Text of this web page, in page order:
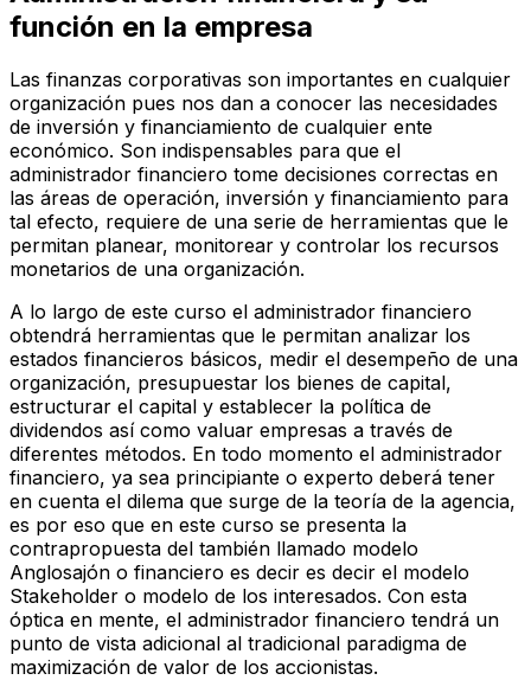
función en la empresa
Las finanzas corporativas son importantes en cualquier
organización pues nos dan a conocer las necesidades
de inversión y financiamiento de cualquier ente
económico. Son indispensables para que el
administrador financiero tome decisiones correctas en
las áreas de operación, inversión y financiamiento para
tal efecto, requiere de una serie de herramientas que le
permitan planear, monitorear y controlar los recursos
monetarios de una organización.
A lo largo de este curso el administrador financiero
obtendrá herramientas que le permitan analizar los
estados financieros básicos, medir el desempeño de una
organización, presupuestar los bienes de capital,
estructurar el capital y establecer la política de
dividendos así como valuar empresas a través de
diferentes métodos. En todo momento el administrador
financiero, ya sea principiante o experto deberá tener
en cuenta el dilema que surge de la teoría de la agencia,
es por eso que en este curso se presenta la
contrapropuesta del también llamado modelo
Anglosajón o financiero es decir es decir el modelo
Stakeholder o modelo de los interesados. Con esta
óptica en mente, el administrador financiero tendrá un
punto de vista adicional al tradicional paradigma de
maximización de valor de los accionistas.